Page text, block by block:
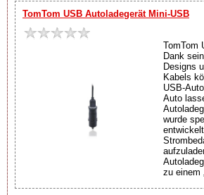
TomTom USB Autoladegerät Mini-USB
TomTom
Dank
Designs
Kabels
USB-
Auto
wurde
zu einem